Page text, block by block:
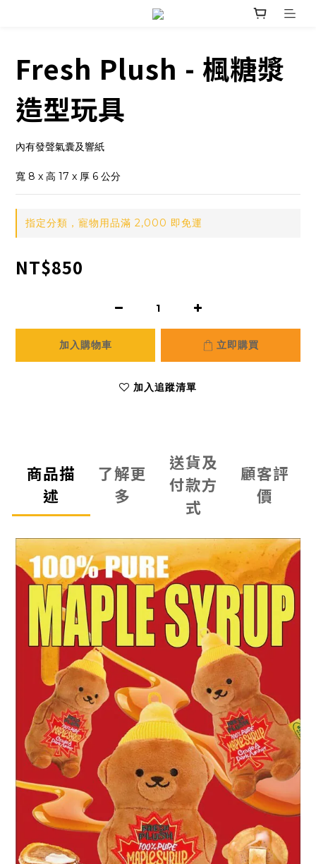
Fresh Plush - 楓糖漿
造型玩具
內有發聲氣囊及響紙
寬 8 x 高 17 x 厚 6 公分
指定分類，寵物用品滿 2,000 即免運
NT$850
加入購物車 立即購買
加入追蹤清單
商品描
述
了解更
多
送貨及
付款方
式
顧客評
價